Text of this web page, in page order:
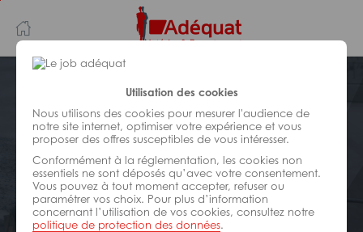
Utilisation des cookies
Nous utilisons des cookies pour mesurer l'audience de
notre site internet, optimiser votre expérience et vous
proposer des offres susceptibles de vous intéresser.
Conformément à la réglementation, les cookies non
essentiels ne sont déposés qu’avec votre consentement.
Vous pouvez à tout moment accepter, refuser ou
paramétrer vos choix. Pour plus d’information
concernant l’utilisation de vos cookies, consultez notre
politique de protection des données.
au
contenu
principal
navigation
BÂTIMENT ET TRAVAUX PUBLICS
Réf : 0ET-270201
Bardeur H/F
Interim Totes